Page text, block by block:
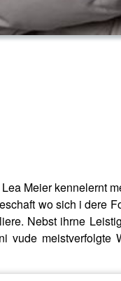
Meier kennelernt
wo sich i dere
Nebst ihrne
vude